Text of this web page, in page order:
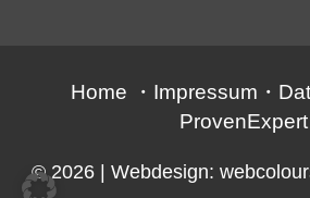
Home ・ Impressum ・
ProvenExpert
© 2026 | Webdesign: